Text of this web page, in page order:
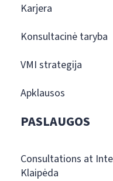
Karjera
Konsultacinė taryba
VMI strategija
Apklausos
PASLAUGOS
Consultations at
Klaipėda